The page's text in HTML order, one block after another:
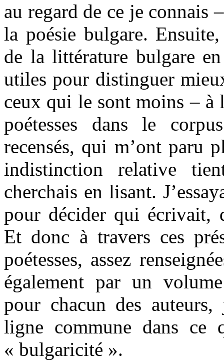
au regard de ce je connais
la poésie bulgare. Ensuite,
de la littérature bulgare
utiles pour distinguer
ceux qui le sont moins – à
poétesses dans le
recensés, qui m’ont paru
indistinction relative
cherchais en lisant.
pour décider qui écrivait,
Et donc à travers ces
poétesses, assez
également par un
pour chacun des
ligne commune dans ce
« bulgaricité ».